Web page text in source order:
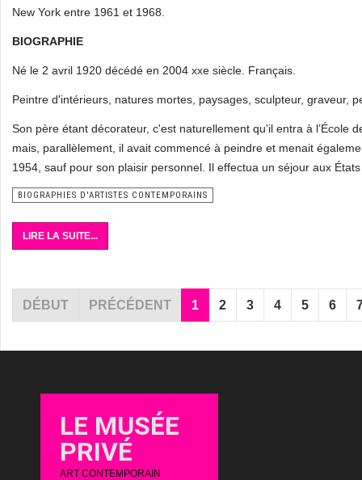
New York entre 1961 et 1968.
BIOGRAPHIE
Né le 2 avril 1920 décédé en 2004 xxe siècle. Français.
Peintre d'intérieurs, natures mortes, paysages, sculpteur, graveur,
Son père étant décorateur, c'est naturellement qu'il entra à l’École
mais, parallèlement, il avait commencé à peindre et menait
1954, sauf pour son plaisir personnel. Il effectua un séjour aux
BIOGRAPHIES D'ARTISTES CONTEMPORAINS
LIRE LA SUITE...
DÉBUT PRÉCÉDENT 1 2 3 4 5 6
LE MUSÉE
PRIVÉ
ART CONTEMPORAIN